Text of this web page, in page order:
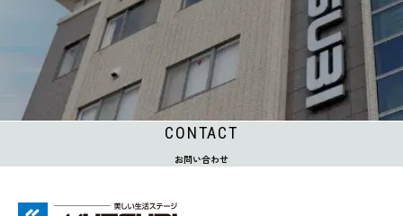
CONTACT
お問い合わせ